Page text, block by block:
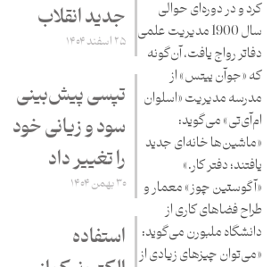
کرد و در دوره‌ای حوالی
سال 1900 مدیریت علمی
دفاتر رواج یافت، آن‌گونه
که «جوآن ییتس» از
مدرسه مدیریت «اسلوان
ام‌آی‌تی» می‌گوید:
«ماشین‌ها خانه‌ای جدید
یافتند؛ دفتر کار.»
«آگوستین چوز» معمار و
طراح فضاهای کاری از
دانشگاه ملبورن می‌گوید:
«می‌توان چیزهای زیادی از
جدید انقلاب
۲۵ اسفند ۱۴۰۴
تپسی پیش‌بینی
سود و زیانی خود
را تغییر داد
۳۰ بهمن ۱۴۰۴
استفاده